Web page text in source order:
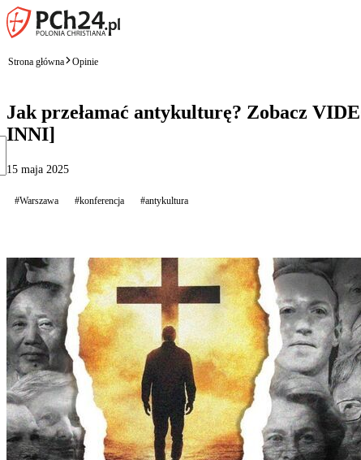
Strona główna Opinie
Jak przełamać antykulturę? Zobacz
INNI]
15 maja 2025
#Warszawa #konferencja #antykultura